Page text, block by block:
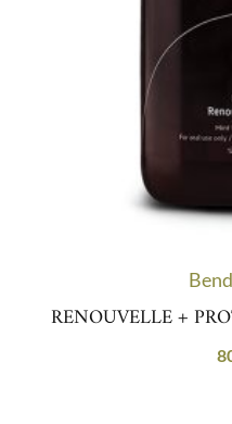
RENOUVELLE +